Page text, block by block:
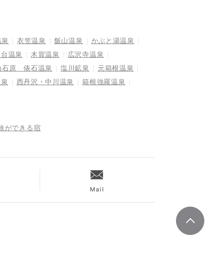
衣笠温泉 飯山温泉
かぶと湯温泉
温泉
木賀温泉
広沢寺温泉
石原 俵石温泉
塩川鉱泉
元箱根温泉
西丹沢・中川温泉 箱根強羅温泉
ができる宿
Mail